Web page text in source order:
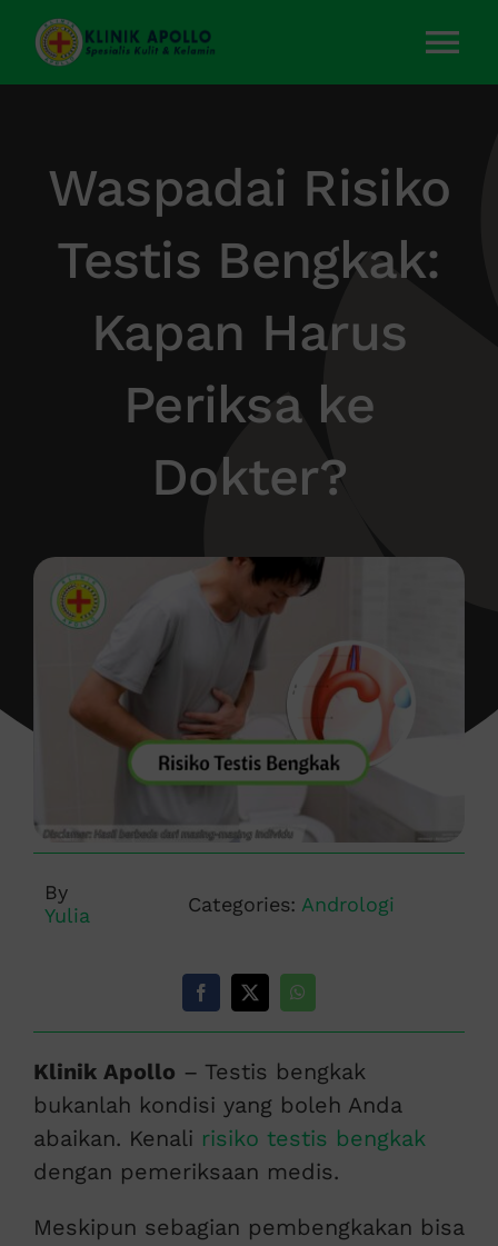
Skip
content
Layanan Kami
Tentang Kami
Waspadai Risiko
Testis Bengkak:
Kapan Harus
Periksa ke
Dokter?
By
Yulia
Categories: Andrologi
Klinik Apollo – Testis bengkak
bukanlah kondisi yang boleh Anda
abaikan. Kenali risiko testis bengkak
dengan pemeriksaan medis.
Meskipun sebagian pembengkakan bisa